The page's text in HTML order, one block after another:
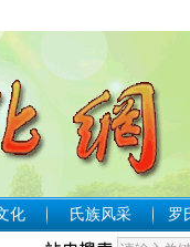
化 氏族风采 罗